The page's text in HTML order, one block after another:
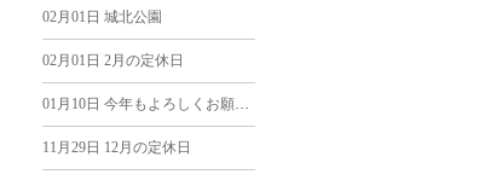
02月01日 城北公園
02月01日 2月の定休日
01月10日 今年もよろしくお願いします
11月29日 12月の定休日